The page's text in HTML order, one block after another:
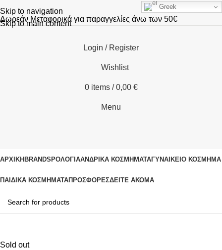
Skip to navigation
Skip to main content
Greek
Δωρεάν Μεταφορικά για παραγγελίες άνω των 50€
Login / Register
Wishlist
0 items / 0,00 €
Menu
ΑΡΧΙΚΗ BRANDS ΡΟΛΌΓΙΑΑΝΔΡΙΚΆ ΚΟΣΜΉΜΑΤΑΓΥΝΑΙΚΕΊΟ ΚΟΣΜΉΜΑ
ΠΑΙΔΙΚΆ ΚΟΣΜΉΜΑΤΑΠΡΟΣΦΟΡΈΣΔΕΊΤΕ ΑΚΌΜΑ
Sold out